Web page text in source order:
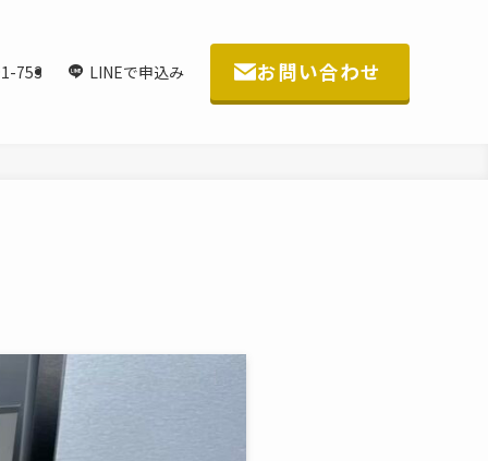
753 LINEで申込み お問い合わせ